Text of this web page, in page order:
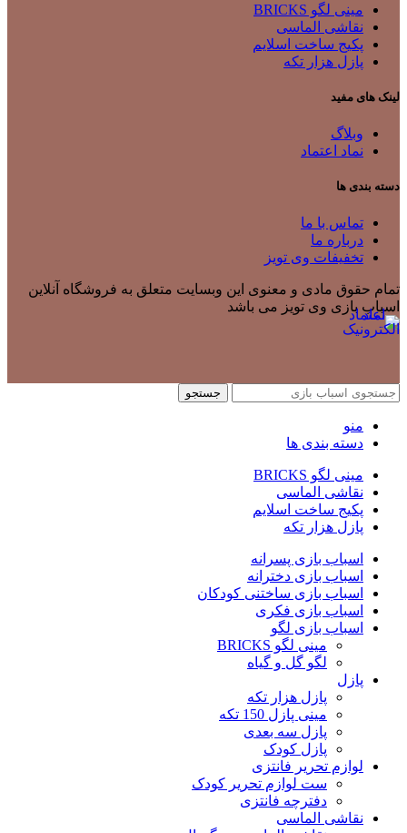
مینی لگو BRICKS
نقاشی الماسی
پکیج ساخت اسلایم
پازل هزار تکه
لینک های مفید
وبلاگ
نماد اعتماد
دسته بندی ها
تماس با ما
درباره ما
تخفیفات وی تویز
تمام حقوق مادی و معنوی این وبسایت متعلق به فروشگاه آنلاین
اسباب بازی وی تویز می باشد
جستجو
منو
دسته بندی ها
مینی لگو BRICKS
نقاشی الماسی
پکیج ساخت اسلایم
پازل هزار تکه
اسباب بازی پسرانه
اسباب بازی دخترانه
اسباب بازی ساختنی کودکان
اسباب بازی فکری
اسباب بازی لگو
مینی لگو BRICKS
لگو گل و گیاه
پازل
پازل هزار تکه
مینی پازل 150 تکه
پازل سه بعدی
پازل کودک
لوازم تحریر فانتزی
ست لوازم تحریر کودک
دفترچه فانتزی
نقاشی الماسی